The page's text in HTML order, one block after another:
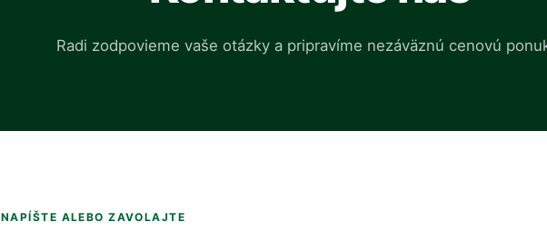
Radi zodpovieme vaše otázky a pripravíme nezáväznú cenovú
NAPÍŠTE ALEBO ZAVOLAJTE